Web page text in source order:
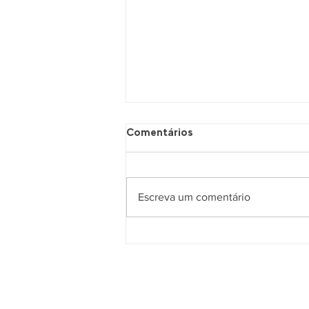
(Quase)Todas as Coisas
Comentários
Escreva um comentário